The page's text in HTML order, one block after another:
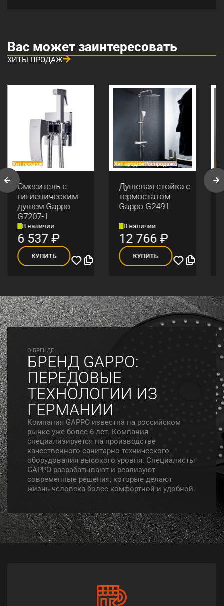
Вас может заинтересовать
ХИТЫ ПРОДАЖ
Хит продаж
Смеситель с
гигиеническим
душем Gappo
G7207-1
В наличии
6 537₽
КУПИТЬ
Хит продажРаспродажа
Душевая стойка с
термостатом
Gappo G2491
В наличии
12 766₽
КУПИТЬ
O БРЕНДЕ
БРЕНД GAPPO:
ПЕРЕДОВЫЕ
ТЕХНОЛОГИИ ИЗ
ГЕРМАНИИ
Компания GAPPO известна на российском
рынке уже более 6 лет. Компания
специализируется на производстве
качественного санитарно-технического
оборудования высокого уровня. Специалисты
GAPPO разрабатывают и реализуют
современные решения, которые делают
жизнь человека более комфортной и удобной.